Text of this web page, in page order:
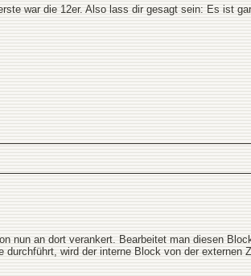
war die 12er. Also lass dir gesagt sein: Es ist
nun an dort verankert. Bearbeitet man diesen
wird der interne Block von der externen